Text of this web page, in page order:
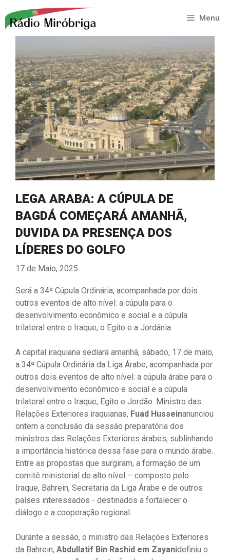
para
Menu
LEGA ARABA: A CÚPULA DE
BAGDÁ COMEÇARÁ AMANHÃ,
DUVIDA DA PRESENÇA DOS
LÍDERES DO GOLFO
17 de Maio, 2025
Será a 34ª Cúpula Ordinária, acompanhada por dois
outros eventos de alto nível: a cúpula para o
desenvolvimento econômico e social e a cúpula
trilateral entre o Iraque, o Egito e a Jordânia
A capital iraquiana sediará amanhã, sábado, 17 de maio,
a 34ª Cúpula Ordinária da Liga Árabe, acompanhada por
outros dois eventos de alto nível: a cúpula árabe para o
desenvolvimento econômico e social e a cúpula
trilateral entre o Iraque, Egito e Jordão. Ministro das
Relações Exteriores iraquianas, Fuad Husseinanunciou
ontem a conclusão da sessão preparatória dos
ministros das Relações Exteriores árabes, sublinhando
a importância histórica dessa fase para o mundo árabe.
Entre as propostas que surgiram, a formação de um
comitê ministerial de alto nível – composto pelo
Iraque, Bahrein, Secretaria da Liga Árabe e de outros
países interessados ​​- destinados a fortalecer o
diálogo e a cooperação regional.
Durante a sessão, o ministro das Relações Exteriores
da Bahrein, Abdullatif Bin Rashid em Zayanidefiniu o